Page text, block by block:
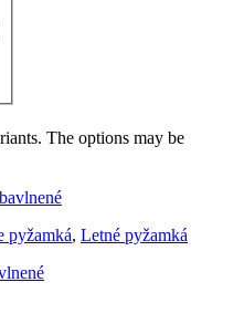
The options may be
pyžamká, Letné pyžamká